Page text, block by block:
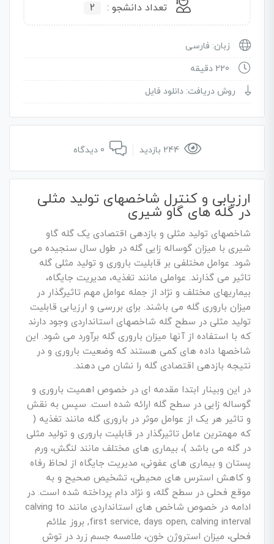
تعداد دانشجو : 2
زبان: فارسی
220 دقیقه
روش دریافت: دانلود فایل
244 بازدید
ارزیابی و کنترل شاخصهای تولید مثلی
در گله های گاو شیری
شاخصهای تولید مثلی و بازدهی اقتصادی یک گله گاو
شیری با میزان گوساله زایی گله در طول سال سنجیده می
شود. عوامل مختلفی بر قابلیت باروری و تولید مثلی گله
تاثیر می گذارند. عواملی مانند تغذیه، مدیریت جایگاه،
بیماریهای مختلف و نژاد از جمله عوامل مهم تاثیرگذار در
میزان باروری گله می باشند. برای بررسی و ارزیابی قابلیت
تولید مثلی در سطح گله شاخصهای استانداردی وجود دارند
که با استفاده از آنها میزان باروری گله برآورد می شود. این
شاخصها داده های کمی هستند که وضعیت باروری و در
نتیجه بازدهی اقتصادی گله را نشان می دهند.
در این وبینار ابتدا مقدمه ای در خصوص اهمیت باروری و
گوساله زایی در سطح گله ارائه شده است. سپس به نقش
و تاثیر هر یک از عوامل موثر در باروری گله مانند تغذیه (
که مهمترین عامل تاثیرگذار در قابلیت باروری و تولید مثلی
در گله می باشد )، بیماری های مختلف مانند لنگش، ورم
پستان و بیماری های عفونی، مدیریت جایگاه از لحاظ رفاه
و کاهش استرس های محیطی، تشخیص صحیح و به
موقع فحلی در سطح گله، و نژاد دام پرداخته شده است. در
ادامه در خصوص شاخص های استانداردی مانند calving to
first service, days open, calving interval, بروز علائم
فحلی، میزان استروژن خون، ملامسه جسم زرد در توش